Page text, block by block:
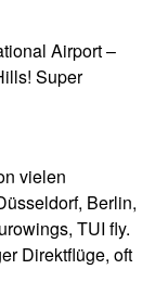
Airport –
Super
vielen
Berlin,
TUI fly.
Direktflüge, oft